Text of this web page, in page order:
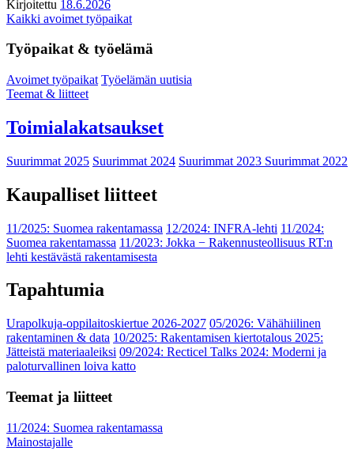
Kirjoitettu 18.6.2026
Kaikki avoimet työpaikat
Työpaikat & työelämä
Avoimet työpaikat Työelämän uutisia
Teemat & liitteet
Toimialakatsaukset
Suurimmat 2025 Suurimmat 2024 Suurimmat 2023 Suurimmat 2022
Kaupalliset liitteet
11/2025: Suomea rakentamassa 12/2024: INFRA-lehti 11/2024:
Suomea rakentamassa 11/2023: Jokka − Rakennusteollisuus RT:n
lehti kestävästä rakentamisesta
Tapahtumia
Urapolkuja-oppilaitoskiertue 2026-2027 05/2026: Vähähiilinen
rakentaminen & data 10/2025: Rakentamisen kiertotalous 2025:
Jätteistä materiaaleiksi 09/2024: Recticel Talks 2024: Moderni ja
paloturvallinen loiva katto
Teemat ja liitteet
11/2024: Suomea rakentamassa
Mainostajalle